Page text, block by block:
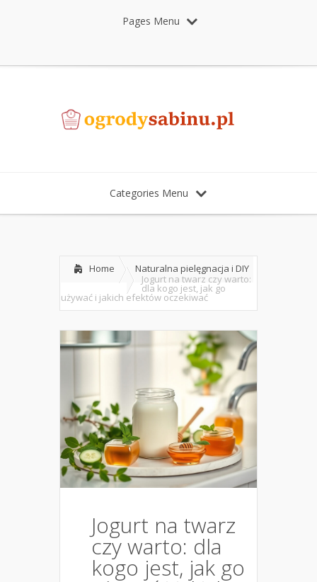
Pages Menu
Categories Menu
Home
Naturalna pielęgnacja i DIY
Jogurt na twarz czy warto:
dla kogo jest, jak go
używać i jakich efektów oczekiwać
Jogurt na twarz
czy warto: dla
kogo jest, jak go